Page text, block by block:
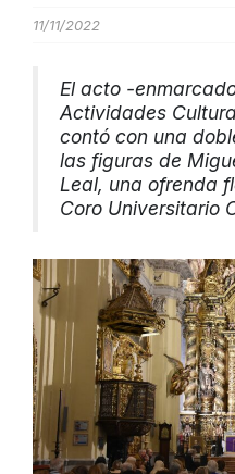
11/11/2022
El acto -
Actividades
contó con una
las figuras de
Leal, una ofrenda
Coro Universitario